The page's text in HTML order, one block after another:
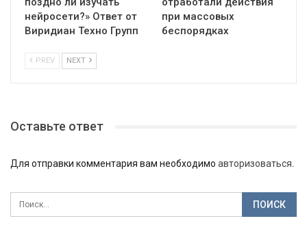
нейросети?» Ответ от
Виридиан Техно Групп
при массовых
беспорядках
PREV NEXT
Оставьте ответ
Для отправки комментария вам необходимо авторизоваться